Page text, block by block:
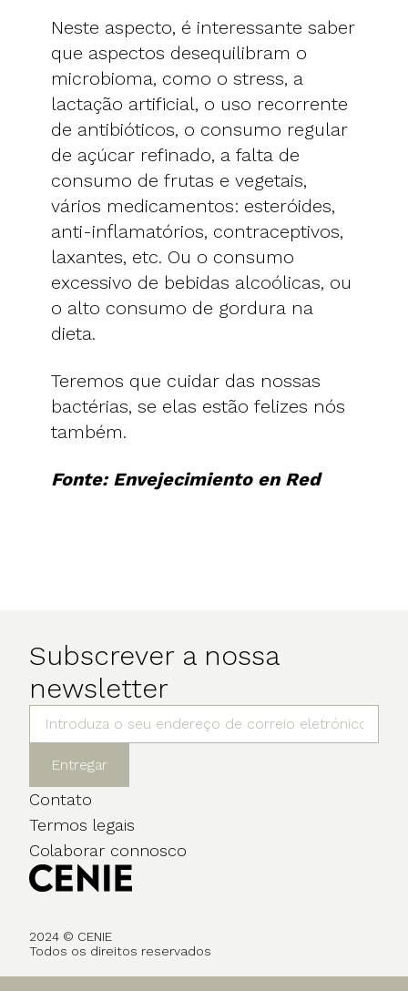
Neste aspecto, é interessante saber
que aspectos desequilibram o
microbioma, como o stress, a
lactação artificial, o uso recorrente
de antibióticos, o consumo regular
de açúcar refinado, a falta de
consumo de frutas e vegetais,
vários medicamentos: esteróides,
anti-inflamatórios, contraceptivos,
laxantes, etc. Ou o consumo
excessivo de bebidas alcoólicas, ou
o alto consumo de gordura na
dieta.
Teremos que cuidar das nossas
bactérias, se elas estão felizes nós
também.
Fonte: Envejecimiento en Red
Subscrever a nossa
newsletter
Entregar
Contato
Termos legais
Colaborar connosco
2024 © CENIE
Todos os direitos reservados